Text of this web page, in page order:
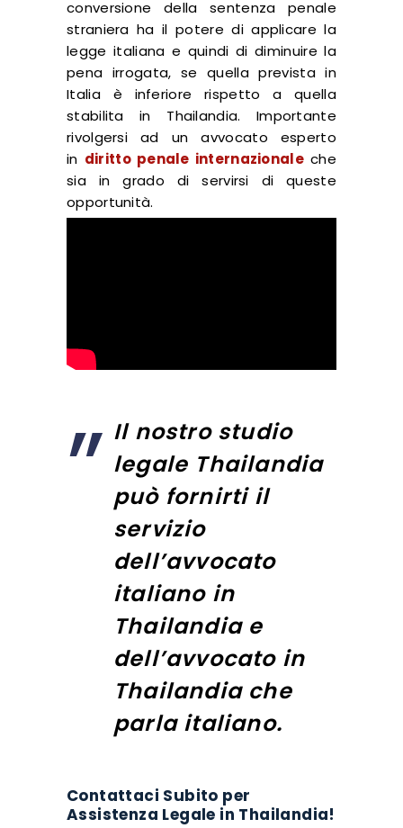
conversione della sentenza penale
straniera ha il potere di applicare la
legge italiana e quindi di diminuire la
pena irrogata, se quella prevista in
Italia è inferiore rispetto a quella
stabilita in Thailandia. Importante
rivolgersi ad un avvocato esperto
in diritto penale internazionale che
sia in grado di servirsi di queste
opportunità.
Il nostro studio
legale Thailandia
può fornirti il
servizio
dell’avvocato
italiano in
Thailandia e
dell’avvocato in
Thailandia che
parla italiano.
Contattaci Subito per
Assistenza Legale in Thailandia!